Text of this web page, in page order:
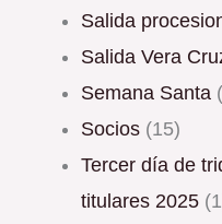
Salida
Salida Vera
Semana Santa
Socios (15)
Tercer día de triduo a nuestros santos
titulares 2025